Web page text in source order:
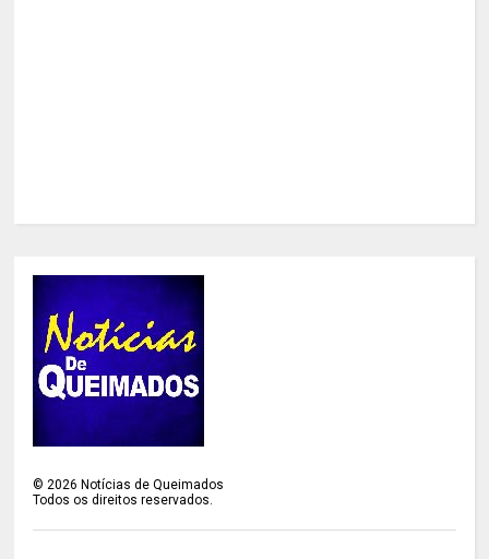
© 2026 Notícias de Queimados
Todos os direitos reservados.